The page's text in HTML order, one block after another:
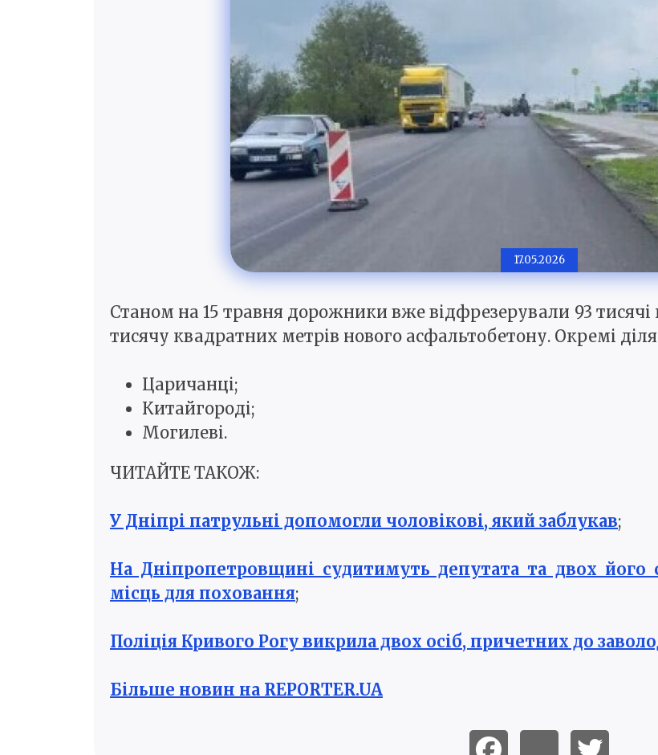
17.05.2026
Станом на 15 травня дорожники вже відфрезерували 93 тисячі
тисячу квадратних метрів нового асфальтобетону. Окремі
Царичанці;
Китайгороді;
Могилеві.
ЧИТАЙТЕ ТАКОЖ:
У Дніпрі патрульні допомогли чоловікові, який заблукав;
На Дніпропетровщині судитимуть депутата та двох його
місць для поховання;
Поліція Кривого Рогу викрила двох осіб, причетних до
Більше новин на REPORTER.UA